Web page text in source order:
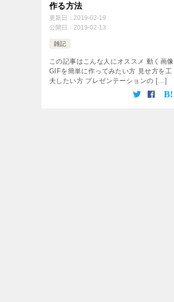
作る方法
更新日： 2019-02-19
公開日： 2019-02-13
雑記
この記事はこんな人にオススメ 動く画像
GIFを簡単に作ってみたい方 見せ方を工
夫したい方 プレゼンテーションの […]